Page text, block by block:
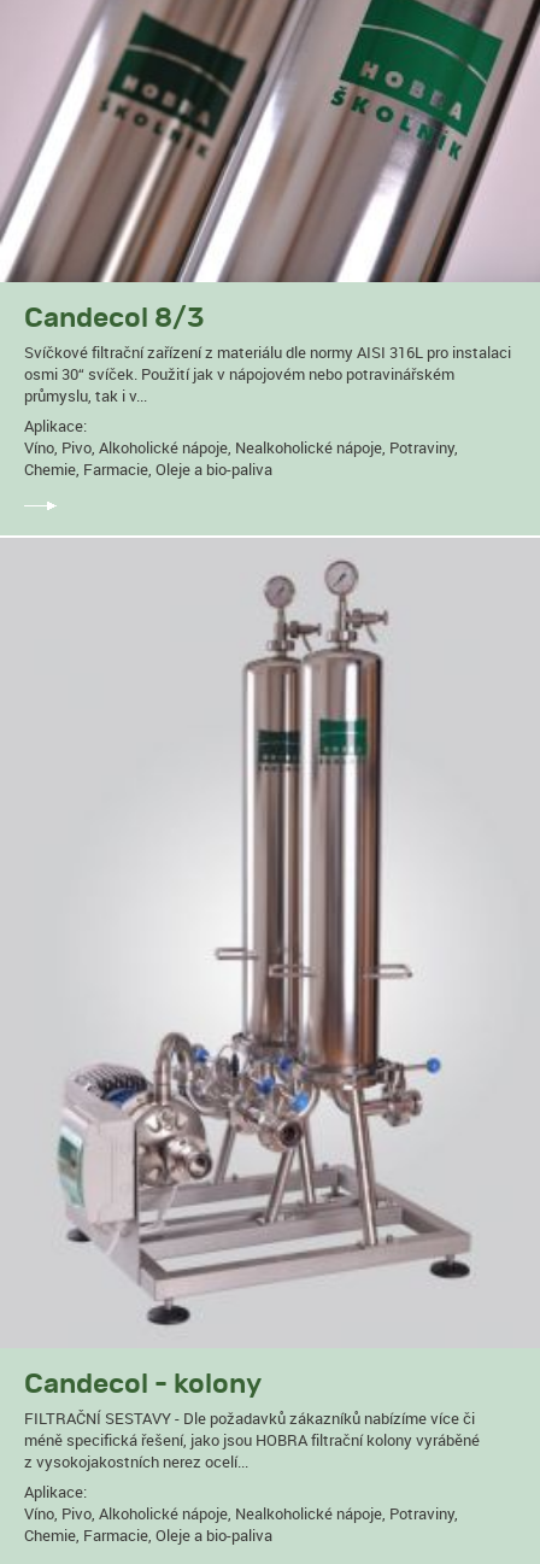
Candecol 8/3
Svíčkové filtrační zařízení z materiálu dle normy AISI 316L pro instalaci
osmi 30“ svíček. Použití jak v nápojovém nebo potravinářském
průmyslu, tak i v...
Aplikace:
Víno, Pivo, Alkoholické nápoje, Nealkoholické nápoje, Potraviny,
Chemie, Farmacie, Oleje a bio-paliva
Candecol - kolony
FILTRAČNÍ SESTAVY - Dle požadavků zákazníků nabízíme více či
méně specifická řešení, jako jsou HOBRA filtrační kolony vyráběné
z vysokojakostních nerez ocelí...
Aplikace:
Víno, Pivo, Alkoholické nápoje, Nealkoholické nápoje, Potraviny,
Chemie, Farmacie, Oleje a bio-paliva